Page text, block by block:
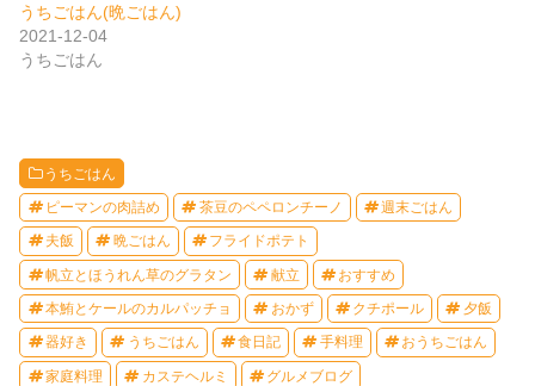
うちごはん(晩ごはん)
2021-12-04
うちごはん
うちごはん
ピーマンの肉詰め 茶豆のペペロンチーノ 週末ごはん
夫飯 晩ごはん フライドポテト
帆立とほうれん草のグラタン 献立 おすすめ
本鮪とケールのカルパッチョ おかず クチポール 夕飯
器好き うちごはん 食日記 手料理 おうちごはん
家庭料理 カステヘルミ グルメブログ